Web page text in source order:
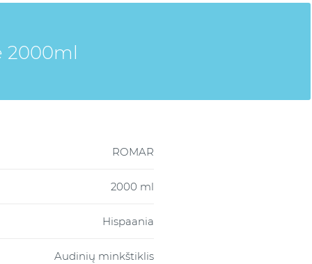
2000ml
ROMAR
2000 ml
Hispaania
Audinių minkštiklis